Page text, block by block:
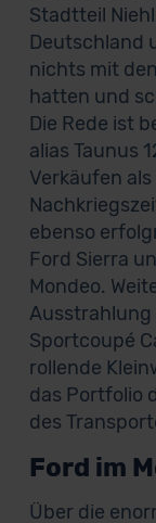
Stadtteil
Deutschland
nichts mit
hatten und
Die Rede ist
alias Taunus
Verkäufen
ebenso
Ford Sierra
Mondeo.
Ausstrahlung
Sportcoupé
rollende
das Portfolio
des
Ford im
Über die